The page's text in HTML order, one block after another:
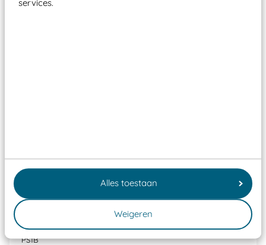
services.
Alles toestaan
Weigeren
Pleinplakker Bloem 1
PS1B